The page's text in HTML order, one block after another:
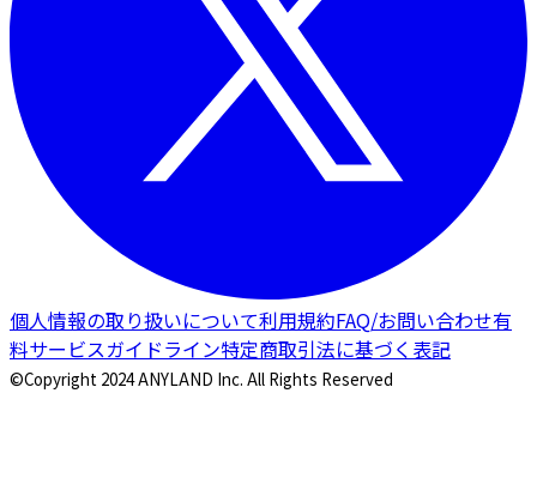
個人情報の取り扱いについて利用規約FAQ/お問い合わせ有
料サービスガイドライン特定商取引法に基づく表記
©Copyright 2024 ANYLAND Inc. All Rights Reserved